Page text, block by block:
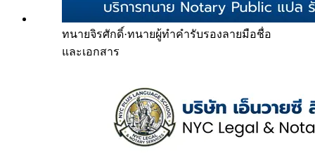
ทนายจิรศักดิ์·ทนายผู้ทำคำรับรองลายมือชื่อ
และเอกสาร